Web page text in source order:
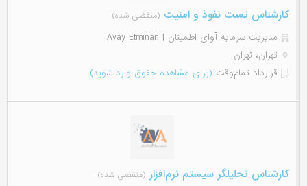
کارشناس تست نفوذ و امنیت (منقضی شده)
مدیریت سرمایه آوای اطمینان | Avay Etminan
تهران، تهران
قرارداد تمام‌وقت (برای مشاهده حقوق وارد شوید)
کارشناس تحلیلگر سیستم نرم‌افزار (منقضی شده)